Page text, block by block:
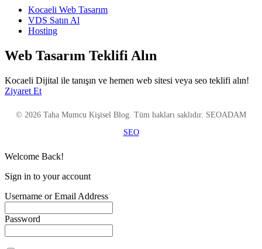
Kocaeli Web Tasarım
VDS Satın Al
Hosting
Web Tasarım Teklifi Alın
Kocaeli Dijital ile tanışın ve hemen web sitesi veya seo teklifi alın!
Ziyaret Et
© 2026 Taha Mumcu Kişisel Blog. Tüm hakları saklıdır. SEOADAM
SEO
Welcome Back!
Sign in to your account
Username or Email Address
Password